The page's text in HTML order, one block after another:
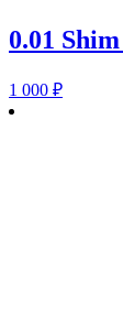
0.01
1 000 ₽